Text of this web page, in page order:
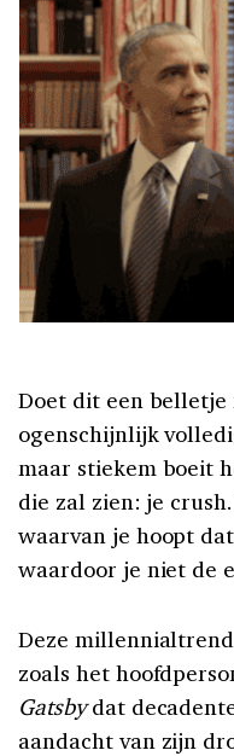
Doet dit een belletje
ogenschijnlijk
maar stiekem boeit
die zal zien: je
waarvan je hoopt
waardoor je niet de
Deze millennialtrend
zoals het
Gatsbydat
aandacht van zijn